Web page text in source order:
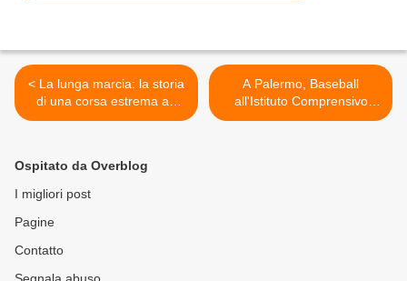
< La lunga marcia: la storia
di una corsa estrema ad
"eliminazione"
A Palermo, Baseball
all'Istituto Comprensivo
Leonardo Sciascia, grazie
Ospitato da Overblog
I migliori post
Pagine
Contatto